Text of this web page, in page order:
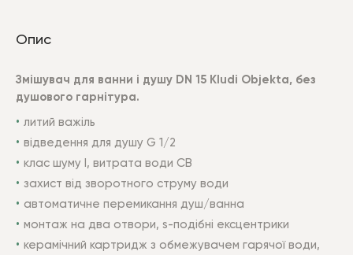
Опис
Змішувач для ванни і душу DN 15 Kludi Objekta, без
душового гарнітура.
литий важіль
відведення для душу G 1/2
клас шуму I, витрата води CB
захист від зворотного струму води
автоматичне перемикання душ/ванна
монтаж на два отвори, s-подібні ексцентрики
керамічний картридж з обмежувачем гарячої води,